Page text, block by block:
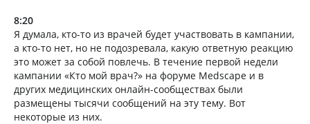
8:20
Я думала, кто-то из врачей будет участвовать в кампании,
а кто-то нет, но не подозревала, какую ответную реакцию
это может за собой повлечь. В течение первой недели
кампании «Кто мой врач?» на форуме Medscape и в
других медицинских онлайн-сообществах были
размещены тысячи сообщений на эту тему. Вот
некоторые из них.